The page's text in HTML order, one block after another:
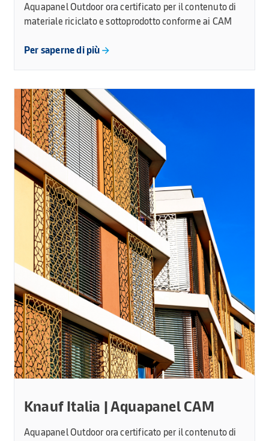
Aquapanel Outdoor ora certificato per il contenuto di
materiale riciclato e sottoprodotto conforme ai CAM
Per saperne di più
Knauf Italia | Aquapanel CAM
Aquapanel Outdoor ora certificato per il contenuto di